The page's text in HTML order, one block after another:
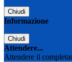
Chiudi
Informazione
Chiudi
Attendere...
Attendere il